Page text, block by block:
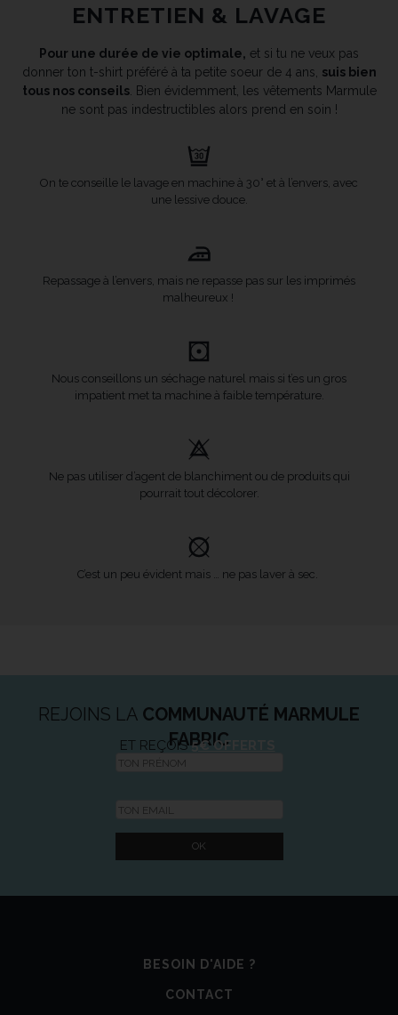
ENTRETIEN & LAVAGE
Pour une durée de vie optimale, et si tu ne veux pas
donner ton t-shirt préféré à ta petite soeur de 4 ans, suis bien
tous nos conseils. Bien évidemment, les vêtements Marmule
ne sont pas indestructibles alors prend en soin !
On te conseille le lavage en machine à 30° et à l’envers, avec
une lessive douce.
Repassage à l’envers, mais ne repasse pas sur les imprimés
malheureux !
Nous conseillons un séchage naturel mais si t’es un gros
impatient met ta machine à faible température.
Ne pas utiliser d’agent de blanchiment ou de produits qui
pourrait tout décolorer.
C’est un peu évident mais … ne pas laver à sec.
REJOINS LA COMMUNAUTÉ MARMULE
FABRIC
ET REÇOIS5€ OFFERTS
BESOIN D'AIDE ?
CONTACT